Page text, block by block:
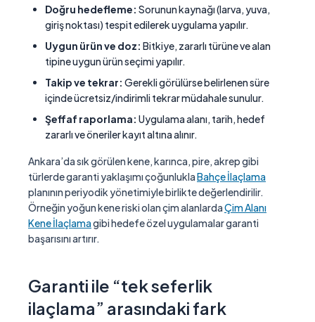
Doğru hedefleme: Sorunun kaynağı (larva, yuva,
giriş noktası) tespit edilerek uygulama yapılır.
Uygun ürün ve doz: Bitkiye, zararlı türüne ve alan
tipine uygun ürün seçimi yapılır.
Takip ve tekrar: Gerekli görülürse belirlenen süre
içinde ücretsiz/indirimli tekrar müdahale sunulur.
Şeffaf raporlama: Uygulama alanı, tarih, hedef
zararlı ve öneriler kayıt altına alınır.
Ankara’da sık görülen kene, karınca, pire, akrep gibi
türlerde garanti yaklaşımı çoğunluklaBahçe İlaçlama
planının periyodik yönetimiyle birlikte değerlendirilir.
Örneğin yoğun kene riski olan çim alanlardaÇim Alanı
Kene İlaçlamagibi hedefe özel uygulamalar garanti
başarısını artırır.
Garanti ile “tek seferlik
ilaçlama” arasındaki fark